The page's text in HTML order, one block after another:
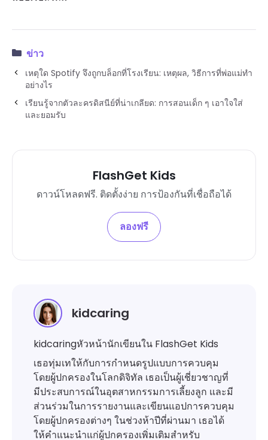
ข่าว
เหตุใด Spotify จึงถูกบล็อกที่โรงเรียน: เหตุผล, วิธีการที่พ่อแม่ทำ
อย่างไร
เรียนรู้จากตัวละครดิสนีย์ที่น่าเกลียด: การสอนเด็ก ๆ เอาใจใส่
และยอมรับ
FlashGet Kids
ดาวน์โหลดฟรี. ติดตั้งง่าย การป้องกันที่เชื่อถือได้
ลองฟรี
kidcaring
kidcaringหัวหน้านักเขียนใน FlashGet Kids
เธอทุ่มเทให้กับการกำหนดรูปแบบการควบคุม
โดยผู้ปกครองในโลกดิจิทัล เธอเป็นผู้เชี่ยวชาญที่
มีประสบการณ์ในอุตสาหกรรมการเลี้ยงลูก และมี
ส่วนร่วมในการรายงานและเขียนแอปการควบคุม
โดยผู้ปกครองต่างๆ ในช่วงห้าปีที่ผ่านมา เธอได้
ให้คำแนะนำแก่ผู้ปกครองเพิ่มเติมสำหรับ